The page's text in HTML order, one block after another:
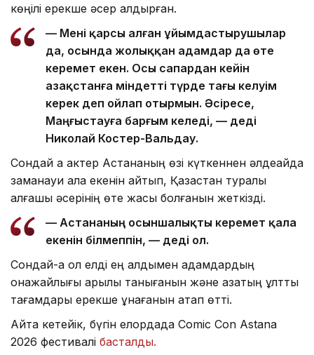
көңілі ерекше әсер қалдырған.
— Мені қарсы алған ұйымдастырушылар
да, осында жолыққан адамдар да өте
керемет екен. Осы сапардан кейін
Қазақстанға міндетті түрде тағы келуім
керек деп ойлап отырмын. Әсіресе,
Маңғыстауға барғым келеді, — деді
Николай Костер-Вальдау.
Сондай ақ актер Астананың өзі күткеннен әлдеқайда
заманауи қала екенін айтып, Қазақстан туралы
алғашқы әсерінің өте жақсы болғанын жеткізді.
— Астананың осыншалықты керемет қала
екенін білмеппін, — деді ол.
Сондай-ақ ол елді ең алдымен адамдардың
қонақжайлығы арқылы танығанын және қазақтың ұлттық
тағамдары ерекше ұнағанын атап өтті.
Айта кетейік, бүгін елордада Comic Con Astana
2026 фестивалі басталды.